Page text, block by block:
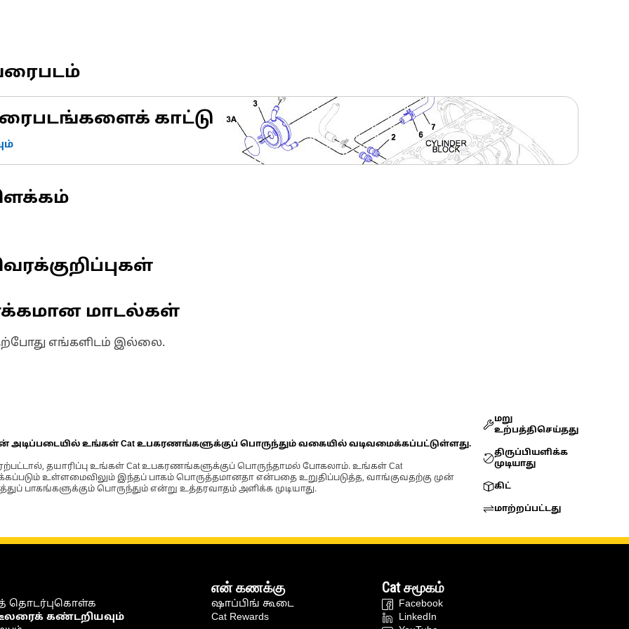
காட்டு
மாடல்கள்
எங்களிடம் இல்லை.
அடிப்படையில் உங்கள் Cat உபகரணங்களுக்குப் பொருந்தும் வகையில் வடிவமைக்கப்பட்டுள்ளது.
தயாரிப்பு உங்கள் Cat உபகரணங்களுக்குப் பொருந்தாமல் போகலாம். உங்கள் Cat
உள்ளமைவிலும் இந்தப் பாகம் பொருத்தமானதா என்பதை உறுதிப்படுத்த, வாங்குவதற்கு முன்
பாகங்களுக்கும் பொருந்தும் என்று உத்தரவாதம் அளிக்க முடியாது.
மறு
உற்பத்திசெய்தது
திருப்பியளிக்க
முடியாது
கிட்
மாற்றப்பட்டது
தொடர்புகொள்க
கண்டறியவும்
என் கணக்கு
ஷாப்பிங் கூடை
Cat Rewards
Cat சமூகம்
Facebook
LinkedIn